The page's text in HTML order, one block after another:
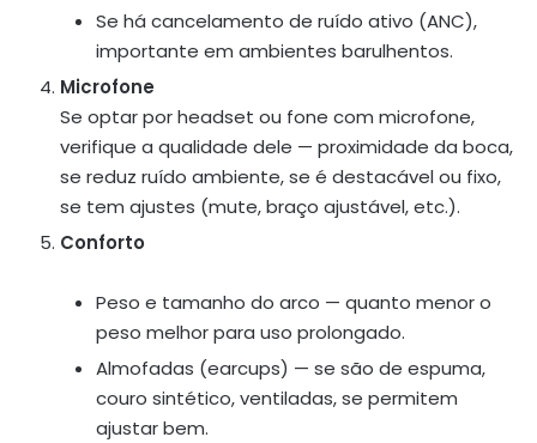
Se há cancelamento de ruído ativo (ANC),
importante em ambientes barulhentos.
Microfone
Se optar por headset ou fone com microfone,
verifique a qualidade dele — proximidade da boca,
se reduz ruído ambiente, se é destacável ou fixo,
se tem ajustes (mute, braço ajustável, etc.).
Conforto
Peso e tamanho do arco — quanto menor o
peso melhor para uso prolongado.
Almofadas (earcups) — se são de espuma,
couro sintético, ventiladas, se permitem
ajustar bem.